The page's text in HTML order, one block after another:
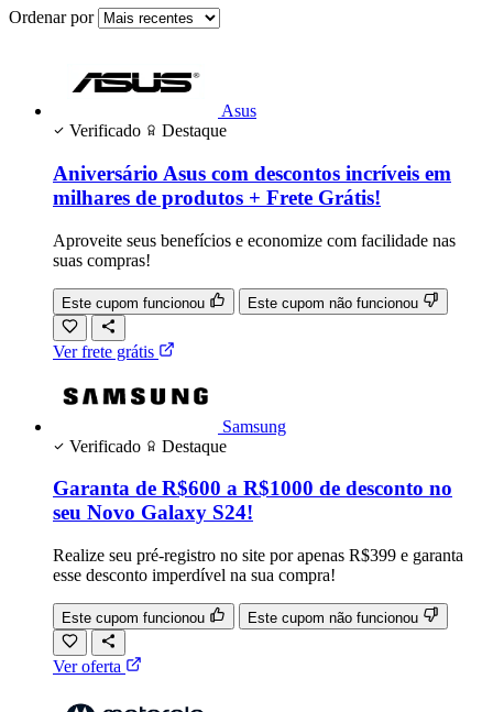
Ordenar por
Asus
Verificado
Destaque
Aniversário Asus com descontos incríveis em
milhares de produtos + Frete Grátis!
Aproveite seus benefícios e economize com facilidade nas
suas compras!
Este cupom funcionou Este cupom não funcionou
Ver frete grátis
Samsung
Verificado
Destaque
Garanta de R$600 a R$1000 de desconto no
seu Novo Galaxy S24!
Realize seu pré-registro no site por apenas R$399 e garanta
esse desconto imperdível na sua compra!
Este cupom funcionou Este cupom não funcionou
Ver oferta